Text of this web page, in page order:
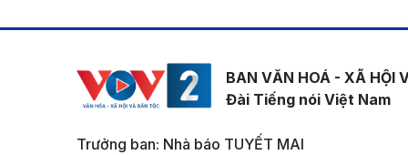
BAN VĂN HOÁ - XÃ HỘI
Đài Tiếng nói Việt Nam
Trưởng ban: Nhà báo TUYẾT MAI